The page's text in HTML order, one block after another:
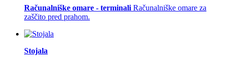
Računalniške omare - terminali Računalniške omare za
zaščito pred prahom.
Stojala